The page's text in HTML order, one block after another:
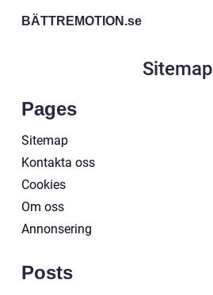
BÄTTREMOTION.se
Sitemap
Pages
Sitemap
Kontakta oss
Cookies
Om oss
Annonsering
Posts